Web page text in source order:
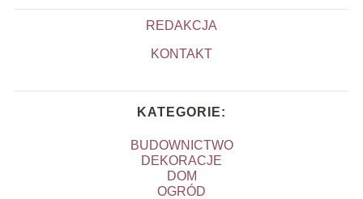
REDAKCJA
KONTAKT
KATEGORIE:
BUDOWNICTWO
DEKORACJE
DOM
OGRÓD